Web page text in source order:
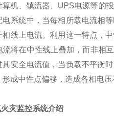
算机、镇流器、UPS电源等的
电系统中，当每相所载电流相
相线上电流。利用这一特点，
流将在中性线上叠加，而非相
其安全电流值，当负载不平衡
形成中性点偏移，造成各相电
灾监控系统介绍